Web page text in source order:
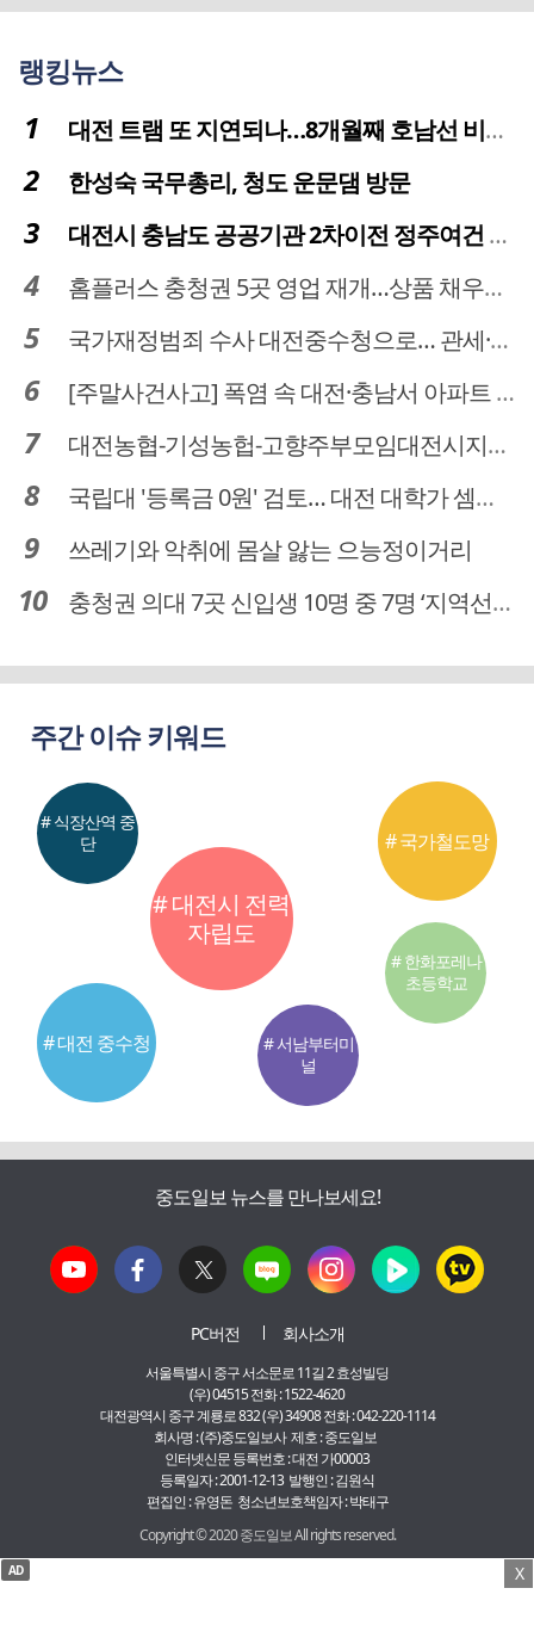
랭킹뉴스
대전 트램 또 지연되나…8개월째 호남선 비개착공사 시공사 선정 난항
한성숙 국무총리, 청도 운문댐 방문
대전시 충남도 공공기관 2차이전 정주여건 확보 시급
홈플러스 충청권 5곳 영업 재개…상품 채우기 ‘속도전’
국가재정범죄 수사 대전중수청으로… 관세·국세 수사 전문인력 주목
[주말사건사고] 폭염 속 대전·충남서 아파트 화재·정전 잇따라…주민 대피·불편
대전농협-기성농헙-고향주부모임대전시지회, 이심점심 중식지원 봉사활동
국립대 '등록금 0원' 검토… 대전 대학가 셈법 복잡
쓰레기와 악취에 몸살 앓는 으능정이거리
충청권 의대 7곳 신입생 10명 중 7명 ‘지역선발’… 대전도 69.7%
주간 이슈 키워드
# 대전시 전력
자립도
# 대전 중수청
# 국가철도망
# 식장산역 중
단
# 서남부터미
널
# 한화포레나
초등학교
중도일보 뉴스를 만나보세요!
PC버전 회사소개
서울특별시 중구 서소문로 11길 2 효성빌딩
(우) 04515 전화 : 1522-4620
대전광역시 중구 계룡로 832 (우) 34908 전화 : 042-220-1114
회사명 : (주)중도일보사 제호 : 중도일보
인터넷신문 등록번호 : 대전 가00003
등록일자 : 2001-12-13 발행인 : 김원식
편집인 : 유영돈 청소년보호책임자 : 박태구
Copyright © 2020 중도일보 All rights reserved.
X
AD